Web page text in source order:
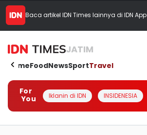
Baca artikel IDN Times lainnya di IDN App
JATIM
HomeFoodNewsSportTravel
For
You
Iklanin di IDN INSIDENESIA